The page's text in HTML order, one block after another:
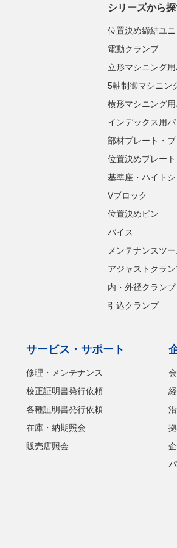
シリーズから
位置決め締結ユニ
電動クランプ
立形マシニング用
5軸制御マシニン
横形マシニング
インデックス用パ
部材プレート・ブ
位置決めプレー
基準座・ハイト
Vブロック
位置決めピン
バイス
メンテナンスツ
アジャストクラ
内・外径クランプ
引込クランプ
サービス・サポート
修理・メンテナンス
校正証明書発行依頼
各種証明書発行依頼
在庫・納期照会
販売店照会